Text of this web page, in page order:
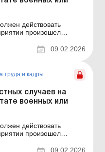
действовать
произошел
10 февраля 2026 года
в результате
09.02.2026
труда и кадры
случаев на
военных или
действовать
произошел
2026 года Во
09.02.2026